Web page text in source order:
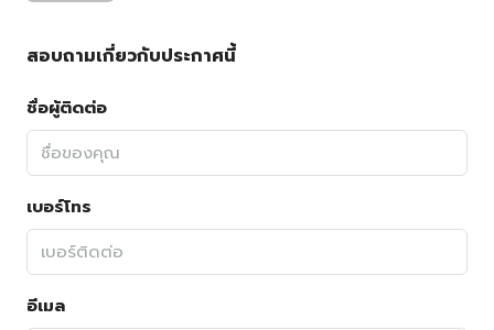
สอบถามเกี่ยวกับประกาศนี้
ชื่อผู้ติดต่อ
เบอร์โทร
อีเมล